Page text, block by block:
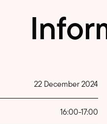
22 December 2024
16:00-17:00